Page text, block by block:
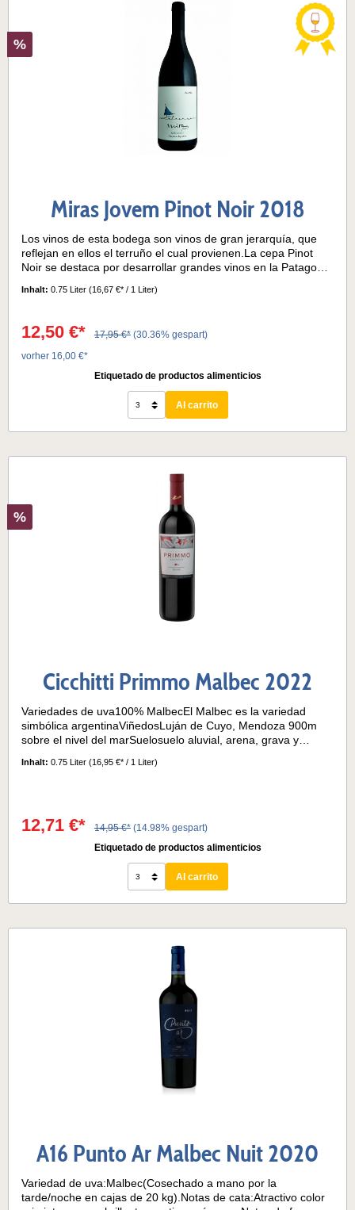
%
Miras Jovem Pinot Noir 2018
Los vinos de esta bodega son vinos de gran jerarquía, que
reflejan en ellos el terruño el cual provienen.La cepa Pinot
Noir se destaca por desarrollar grandes vinos en la Patagonia
exponentes de esta uva.Variedad de uva: 100% Pinot
barrica, por lo que es posible disfrutar de la tipicidad de la
cepa en su mejor expresión. En nariz presenta delicados
aromas de fresas y frutas rojas, acompañada de sutiles notas
estructura, y con una equilibrada acidez. Su final es medio,
con retrogusto herbáceo y frutado. Temperatura de
Inhalt: 0.75 Liter (16,67 €* / 1 Liter)
12,50 €* 17,95 €* (30.36% gespart)
vorher 16,00 €*
Etiquetado de productos alimenticios
Al carrito
%
Cicchitti Primmo Malbec 2022
Variedades de uva100% MalbecEl Malbec es la variedad
simbólica argentinaViñedosLuján de Cuyo, Mendoza 900m
sobre el nivel del marSuelosuelo aluvial, arena, grava y
manual: mediados, finales de marzo - principios de
en la bodegaVida útil de 10 a 12 años a partir de la
Con toques de flores, bayas rojas recién maduradas, vainilla y
chocolate negro. En la boca con taninos suaves y
persistentes. Largo y suave final. Seco.Maridaje y
vino se desarrolle bien.Temperatura de servicio16 - 18° C
Inhalt: 0.75 Liter (16,95 €* / 1 Liter)
12,71 €* 14,95 €* (14.98% gespart)
Etiquetado de productos alimenticios
Al carrito
A16 Punto Ar Malbec Nuit 2020
Variedad de uva:Malbec(Cosechado a mano por la
tarde/noche en cajas de 20 kg).Notas de cata:Atractivo color